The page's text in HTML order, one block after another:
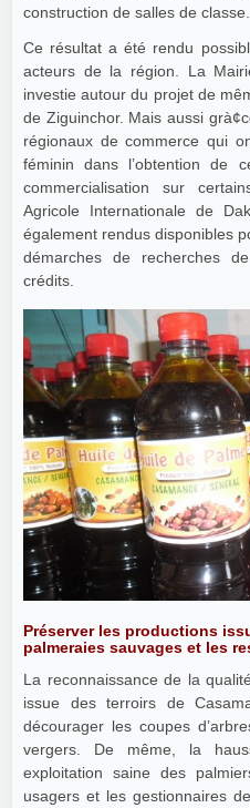
construction de salles de classe.
Ce résultat a été rendu
acteurs de la région. La
investie autour du projet de
de Ziguinchor. Mais aussi
régionaux de commerce qui
féminin dans l’obtention de
commercialisation sur
Agricole Internationale de
également rendus disponibles
démarches de recherches
crédits.
Préserver les productions
palmeraies sauvages et les
La reconnaissance de la
issue des terroirs de
décourager les coupes
vergers. De même, la
exploitation saine des
usagers et les gestionnaires